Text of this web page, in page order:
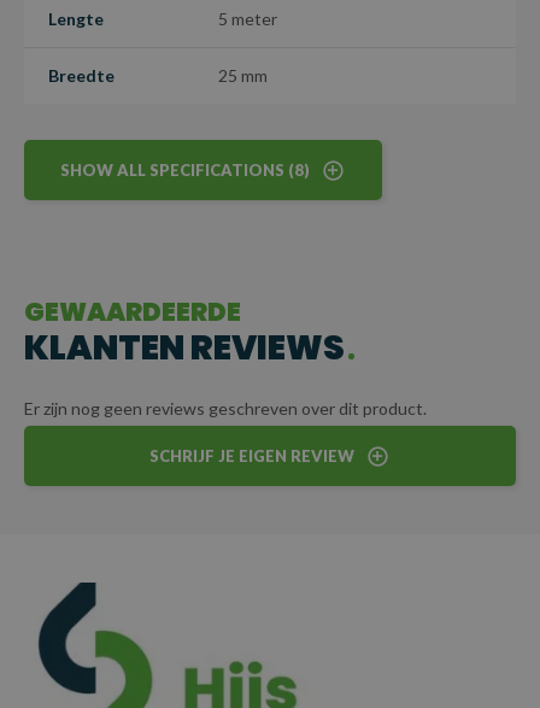
omstandigheden.
Lengte 5 meter
Breedte 25 mm
SHOW ALL SPECIFICATIONS (8)
GEWAARDEERDE
KLANTEN REVIEWS
Er zijn nog geen reviews geschreven over dit product.
SCHRIJF JE EIGEN REVIEW